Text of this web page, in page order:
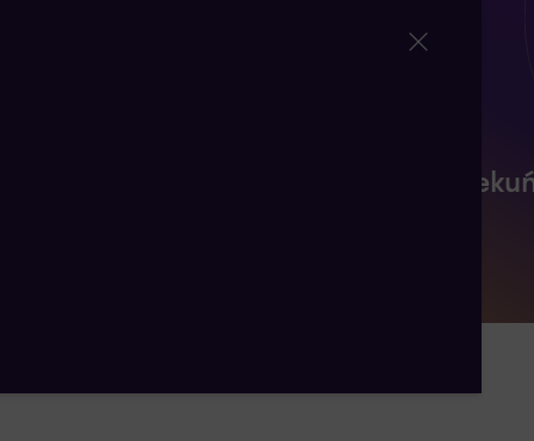
Dodatkowa praca na zasiłku